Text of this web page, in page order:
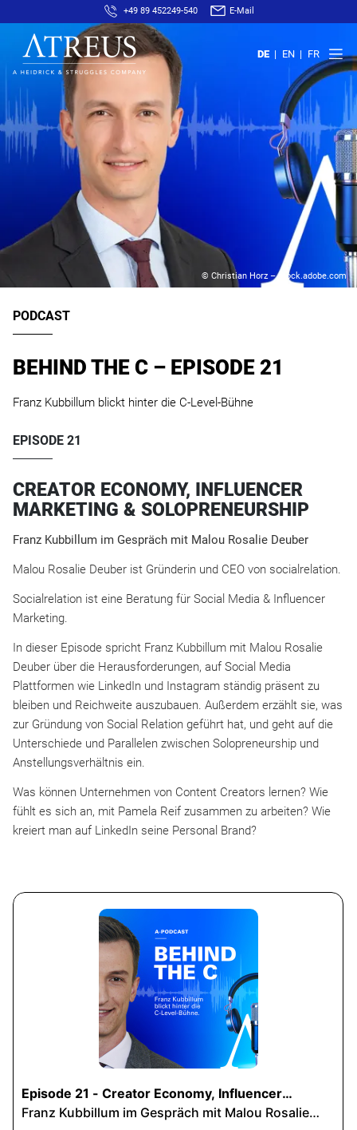
+49 89 452249-540 E-Mail
DE EN FR
© Christian Horz – stock.adobe.com
PODCAST
BEHIND THE C – EPISODE 21
Franz Kubbillum blickt hinter die C-Level-Bühne
EPISODE 21
CREATOR ECONOMY, INFLUENCER
MARKETING & SOLOPRENEURSHIP
Franz Kubbillum im Gespräch mit Malou Rosalie Deuber
Malou Rosalie Deuber ist Gründerin und CEO von socialrelation.
Socialrelation ist eine Beratung für Social Media & Influencer
Marketing.
In dieser Episode spricht Franz Kubbillum mit Malou Rosalie
Deuber über die Herausforderungen, auf Social Media
Plattformen wie LinkedIn und Instagram ständig präsent zu
bleiben und Reichweite auszubauen. Außerdem erzählt sie, was
zur Gründung von Social Relation geführt hat, und geht auf die
Unterschiede und Parallelen zwischen Solopreneurship und
Anstellungsverhältnis ein.
Was können Unternehmen von Content Creators lernen? Wie
fühlt es sich an, mit Pamela Reif zusammen zu arbeiten? Wie
kreiert man auf LinkedIn seine Personal Brand?